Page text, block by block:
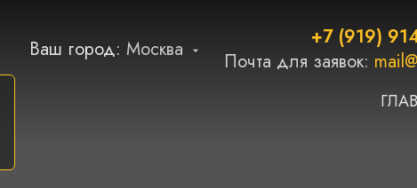
Ваш город: Москва
+7 (919)
Почта для заявок: